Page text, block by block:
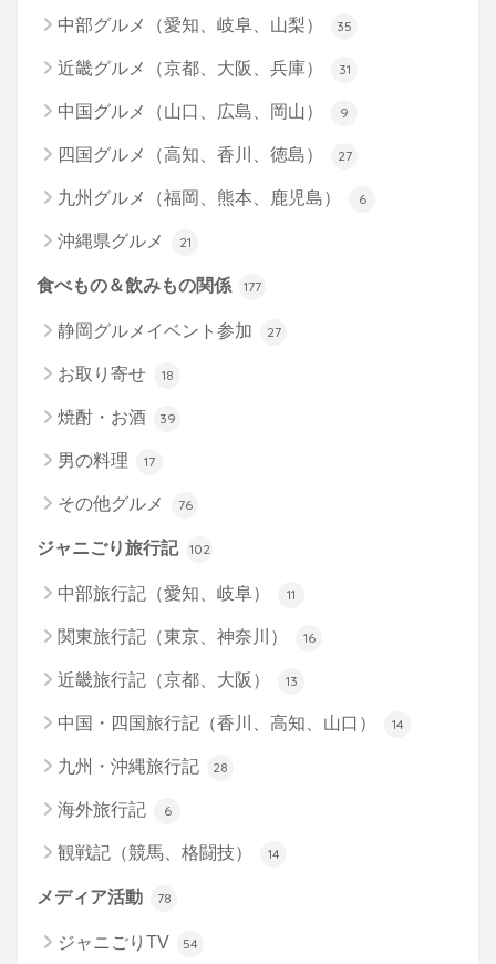
中部グルメ（愛知、岐阜、山梨） 35
近畿グルメ（京都、大阪、兵庫） 31
中国グルメ（山口、広島、岡山） 9
四国グルメ（高知、香川、徳島） 27
九州グルメ（福岡、熊本、鹿児島） 6
沖縄県グルメ 21
食べもの＆飲みもの関係 177
静岡グルメイベント参加 27
お取り寄せ 18
焼酎・お酒 39
男の料理 17
その他グルメ 76
ジャニごり旅行記 102
中部旅行記（愛知、岐阜） 11
関東旅行記（東京、神奈川） 16
近畿旅行記（京都、大阪） 13
中国・四国旅行記（香川、高知、山口） 14
九州・沖縄旅行記 28
海外旅行記 6
観戦記（競馬、格闘技） 14
メディア活動 78
ジャニごりTV 54